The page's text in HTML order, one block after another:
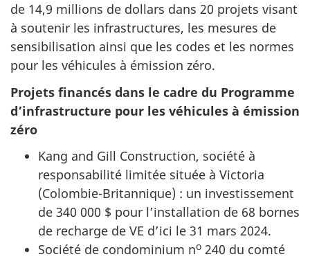
de 14,9 millions de dollars dans 20 projets visant
à soutenir les infrastructures, les mesures de
sensibilisation ainsi que les codes et les normes
pour les véhicules à émission zéro.
Projets financés dans le cadre du Programme
d’infrastructure pour les véhicules à émission
zéro
Kang and Gill Construction, société à
responsabilité limitée située à Victoria
(Colombie-Britannique) : un investissement
de 340 000 $ pour l’installation de 68 bornes
de recharge de VE d’ici le 31 mars 2024.
Société de condominium no 240 du comté